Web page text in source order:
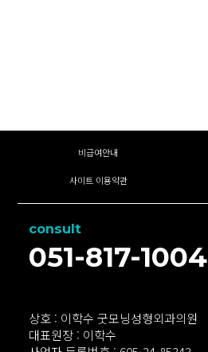
비급여안내
사이트 이용약관
consult
051-817-1004
상호 : 이학수 굿모닝성형외과의원
대표원장 : 이학수